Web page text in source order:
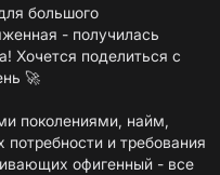
большого
- получилась
Хочется поделиться с
🚀
поколениями, найм,
и требования
офигенный - все